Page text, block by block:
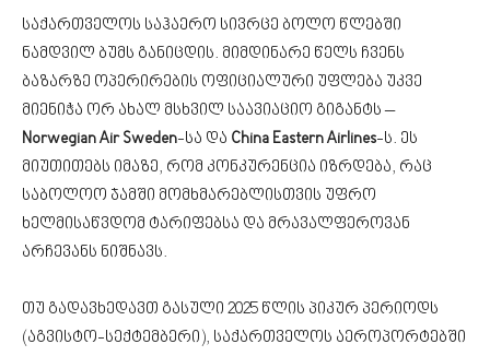
საქართველოს საჰაერო სივრცე ბოლო წლებში
ნამდვილ ბუმს განიცდის. მიმდინარე წელს ჩვენს
ბაზარზე ოპერირების ოფიციალური უფლება უკვე
მიენიჭა ორ ახალ მსხვილ საავიაციო გიგანტს –
Norwegian Air Sweden-სა და China Eastern Airlines-ს. ეს
მიუთითებს იმაზე, რომ კონკურენცია იზრდება, რაც
საბოლოო ჯამში მომხმარებლისთვის უფრო
ხელმისაწვდომ ტარიფებსა და მრავალფეროვან
არჩევანს ნიშნავს.
თუ გადავხედავთ გასული 2025 წლის პიკურ პერიოდს
(აგვისტო-სექტემბერი), საქართველოს აეროპორტებში